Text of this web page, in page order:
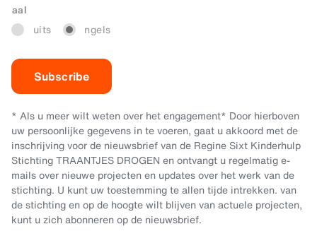
aal
uits ngels
* Als u meer wilt weten over het engagement* Door hierboven
uw persoonlijke gegevens in te voeren, gaat u akkoord met de
inschrijving voor de nieuwsbrief van de Regine Sixt Kinderhulp
Stichting TRAANTJES DROGEN en ontvangt u regelmatig e-
mails over nieuwe projecten en updates over het werk van de
stichting. U kunt uw toestemming te allen tijde intrekken. van
de stichting en op de hoogte wilt blijven van actuele projecten,
kunt u zich abonneren op de nieuwsbrief.